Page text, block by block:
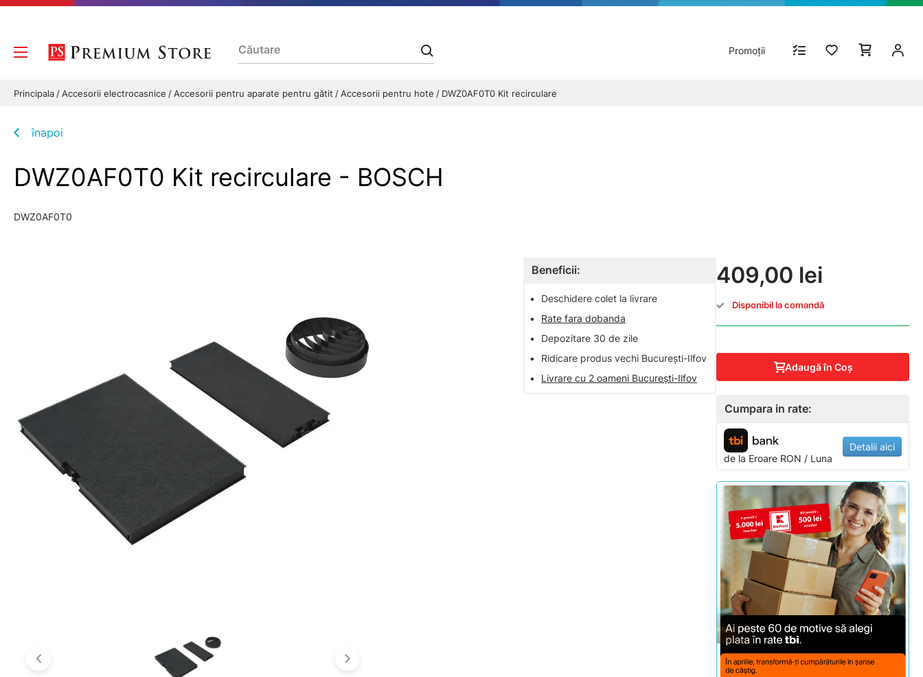
Promoții
Principala Accesorii electrocasnice Accesorii pentru aparate pentru gătit Accesorii pentru hote DWZ0AF0T0 Kit recirculare
înapoi
DWZ0AF0T0 Kit recirculare - BOSCH
DWZ0AF0T0
Beneficii:
•
Deschidere colet la livrare
•
Rate fara dobanda
•
Depozitare 30 de zile
•
Ridicare produs vechi București-Ilfov
•
Livrare cu 2 oameni București-Ilfov
409,00 lei
Disponibil la comandă
Adaugă în Coş
Cumpara in rate:
de la Eroare RON / Luna
Detalii aici